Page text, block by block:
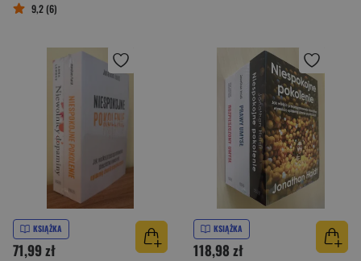
9,2 (6)
KSIĄŻKA
71,99 zł
KSIĄŻKA
118,98 zł